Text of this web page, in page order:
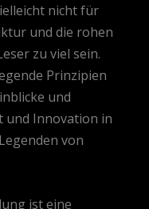
nicht für
und die rohen
zu viel sein.
Prinzipien
und
und Innovation in
von
ist eine